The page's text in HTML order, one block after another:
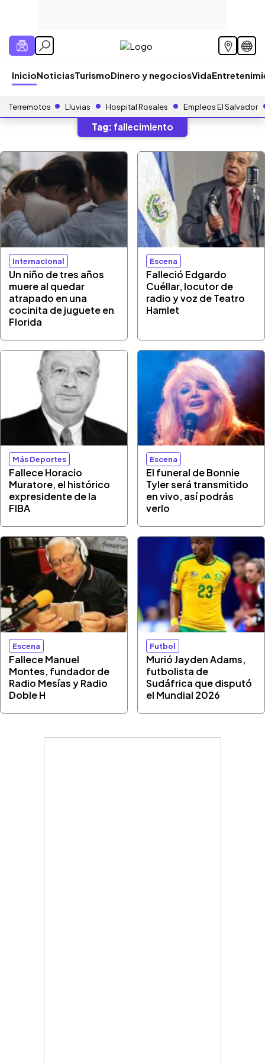
InicioNoticiasTurismoDinero y negociosVida
Terremotos Lluvias Hospital Rosales Empleos El Salvador
Tag: fallecimiento
Internacional
Un niño de tres años
muere al quedar
atrapado en una
cocinita de juguete en
Florida
Escena
Falleció Edgardo
Cuéllar, locutor de
radio y voz de Teatro
Hamlet
Más Deportes
Fallece Horacio
Muratore, el histórico
expresidente de la
FIBA
Escena
El funeral de Bonnie
Tyler será transmitido
en vivo, así podrás
verlo
Escena
Fallece Manuel
Montes, fundador de
Radio Mesías y Radio
Doble H
Futbol
Murió Jayden Adams,
futbolista de
Sudáfrica que disputó
el Mundial 2026